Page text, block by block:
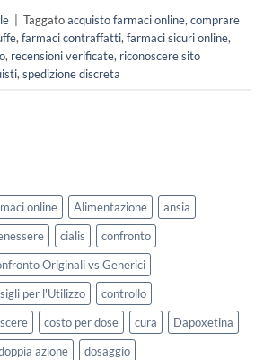
Taggatoacquisto farmaci online, comprare
, farmaci contraffatti, farmaci sicuri online,
, recensioni verificate, riconoscere sito
, spedizione discreta
online Alimentazione
ansia
cialis
confronto
Originali vs Generici
per l'Utilizzo
controllo
costo per dose cura
Dapoxetina
azione
dosaggio